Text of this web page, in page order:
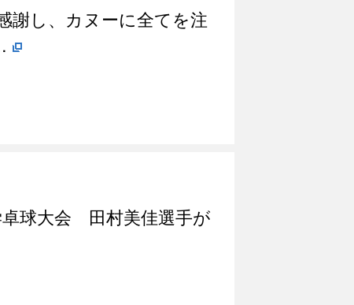
謝し、カヌーに全てを注
球大会 田村美佳選手が